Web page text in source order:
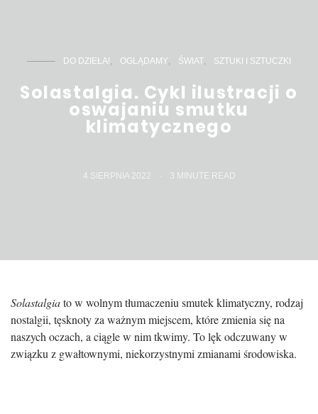
DO DZIEŁA! OGLĄDAMY ŚWIAT SZTUKI I SZTUCZKI
Solastalgia. Cykl ilustracji o
oswajaniu smutku
klimatycznego
4 SIERPNIA 2022 3 MINUTE READ
Solastalgiato w wolnym tłumaczeniu smutek klimatyczny, rodzaj
nostalgii, tęsknoty za ważnym miejscem, które zmienia się na
naszych oczach, a ciągle w nim tkwimy. To lęk odczuwany w
związku z gwałtownymi, niekorzystnymi zmianami środowiska.